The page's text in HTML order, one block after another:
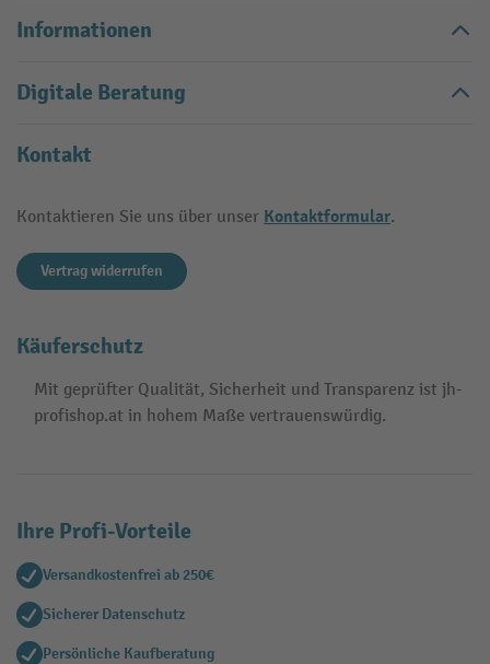
Informationen
Digitale Beratung
Kontakt
Kontaktieren Sie uns über unser Kontaktformular.
Vertrag widerrufen
Käuferschutz
Mit geprüfter Qualität, Sicherheit und Transparenz ist jh-
profishop.at in hohem Maße vertrauenswürdig.
Ihre Profi-Vorteile
Versandkostenfrei ab 250€
Sicherer Datenschutz
Persönliche Kaufberatung